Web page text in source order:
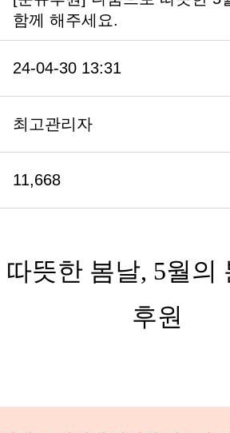
함께 해주세요.
24-04-30 13:31
최고관리자
11,668
뜻한 봄날, 5월의
후원